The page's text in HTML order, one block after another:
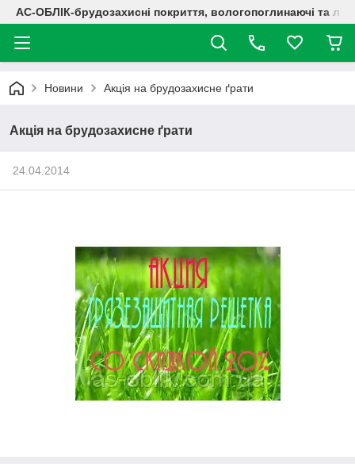
АС-ОБЛІК-брудозахисні покриття, вологопоглинаючі та
Новини Акція на брудозахисне ґрати
Акція на брудозахисне ґрати
24.04.2014